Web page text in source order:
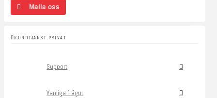
Maila oss
KUNDTJÄNST PRIVAT
Support
Vanliga frågor